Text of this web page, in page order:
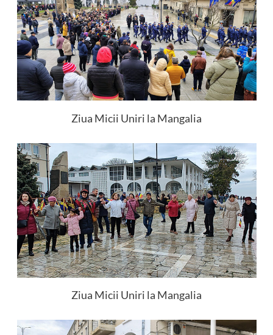
Ziua Micii Uniri la Mangalia
Ziua Micii Uniri la Mangalia